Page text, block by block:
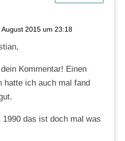
August 2015 um 23:18
Kommentar! Einen
hatte ich auch mal fand
das ist doch mal was